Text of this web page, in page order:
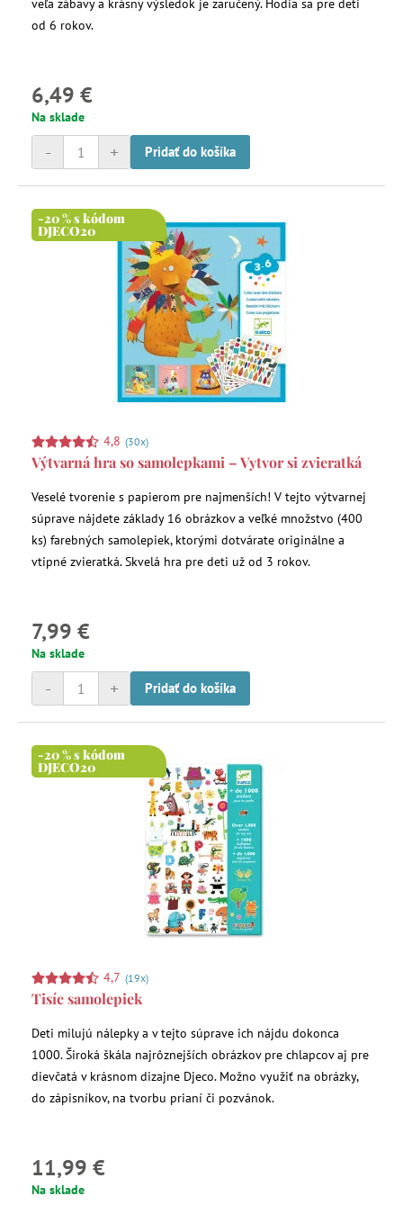
veľa zábavy a krásny výsledok je zaručený. Hodia sa pre deti
od 6 rokov.
6,49 €
Na sklade
+
- Pridať do košíka
-20 % s kódom
DJECO20
4,8 (30x)
Výtvarná hra so samolepkami – Vytvor si zvieratká
Veselé tvorenie s papierom pre najmenších! V tejto výtvarnej
súprave nájdete základy 16 obrázkov a veľké množstvo (400
ks) farebných samolepiek, ktorými dotvárate originálne a
vtipné zvieratká. Skvelá hra pre deti už od 3 rokov.
7,99 €
Na sklade
+
- Pridať do košíka
-20 % s kódom
DJECO20
4,7 (19x)
Tisíc samolepiek
Deti milujú nálepky a v tejto súprave ich nájdu dokonca
1000. Široká škála najrôznejších obrázkov pre chlapcov aj pre
dievčatá v krásnom dizajne Djeco. Možno využiť na obrázky,
do zápisníkov, na tvorbu prianí či pozvánok.
11,99 €
Na sklade